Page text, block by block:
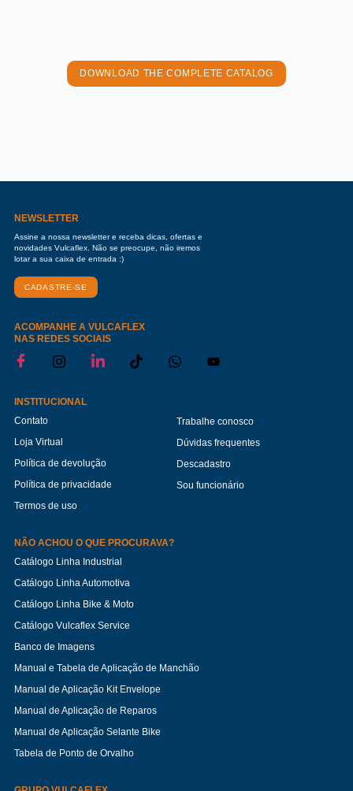
DOWNLOAD THE COMPLETE CATALOG
NEWSLETTER
Assine a nossa newsletter e receba dicas, ofertas e
novidades Vulcaflex. Não se preocupe, não iremos
lotar a sua caixa de entrada :)
CADASTRE-SE
ACOMPANHE A VULCAFLEX
NAS REDES SOCIAIS
INSTITUCIONAL
Contato
Loja Virtual
Política de devolução
Política de privacidade
Termos de uso
Trabalhe conosco
Dúvidas frequentes
Descadastro
Sou funcionário
NÃO ACHOU O QUE PROCURAVA?
Catálogo Linha Industrial
Catálogo Linha Automotiva
Catálogo Linha Bike & Moto
Catálogo Vulcaflex Service
Banco de Imagens
Manual e Tabela de Aplicação de Manchão
Manual de Aplicação Kit Envelope
Manual de Aplicação de Reparos
Manual de Aplicação Selante Bike
Tabela de Ponto de Orvalho